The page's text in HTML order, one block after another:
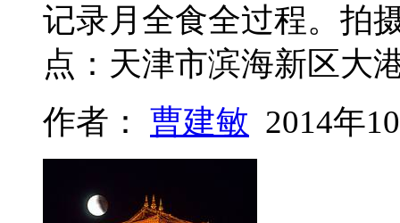
记录月全食全过程。拍
点：天津市滨海新区大
作者： 曹建敏 2014年